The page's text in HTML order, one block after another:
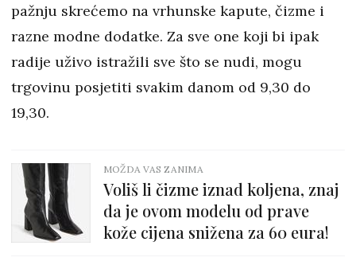
pažnju skrećemo na vrhunske kapute, čizme i
razne modne dodatke. Za sve one koji bi ipak
radije uživo istražili sve što se nudi, mogu
trgovinu posjetiti svakim danom od 9,30 do
19,30.
MOŽDA VAS ZANIMA
Voliš li čizme iznad koljena, znaj
da je ovom modelu od prave
kože cijena snižena za 60 eura!